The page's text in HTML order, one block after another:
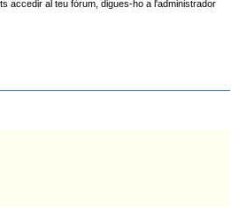
accedir al teu fòrum, digues-ho a l'administrador